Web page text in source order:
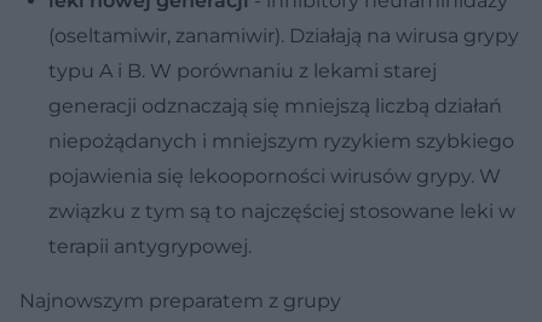
(oseltamiwir, zanamiwir). Działają na wirusa grypy
typu A i B. W porównaniu z lekami starej
generacji odznaczają się mniejszą liczbą działań
niepożądanych i mniejszym ryzykiem szybkiego
pojawienia się lekooporności wirusów grypy. W
związku z tym są to najczęściej stosowane leki w
terapii antygrypowej.
Najnowszym preparatem z grupy